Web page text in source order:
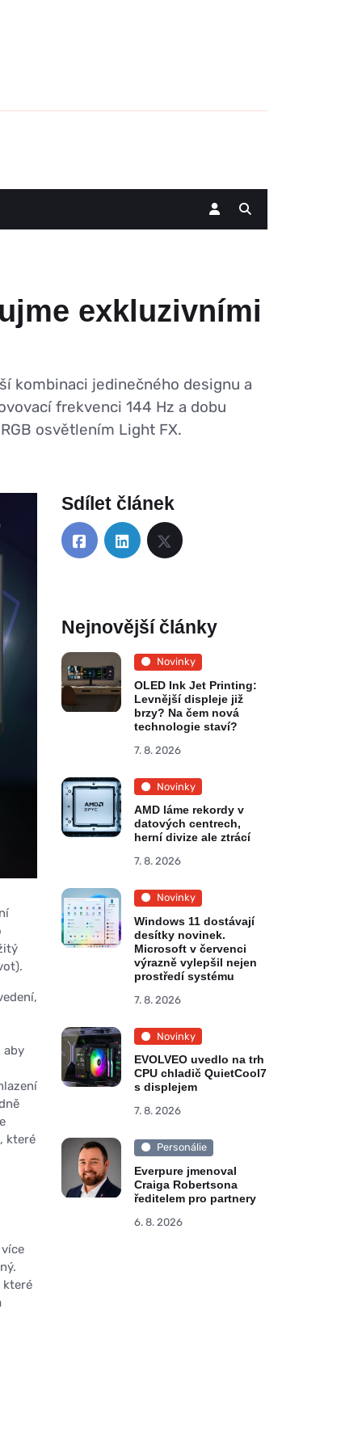
exkluzivními
kombinaci jedinečného designu a
frekvenci 144 Hz a dobu
osvětlením Light FX.
aby
které
které
Sdílet článek
Nejnovější články
Novinky
OLED Ink Jet Printing:
Levnější displeje již
brzy? Na čem nová
technologie staví?
7. 8. 2026
Novinky
AMD láme rekordy v
datových centrech,
herní divize ale ztrácí
7. 8. 2026
Novinky
Windows 11 dostávají
desítky novinek.
Microsoft v červenci
výrazně vylepšil nejen
prostředí systému
7. 8. 2026
Novinky
EVOLVEO uvedlo na trh
CPU chladič QuietCool7
s displejem
7. 8. 2026
Personálie
Everpure jmenoval
Craiga Robertsona
ředitelem pro partnery
6. 8. 2026